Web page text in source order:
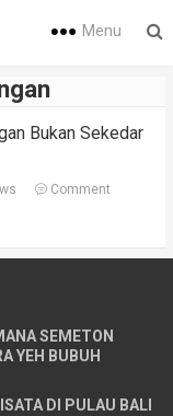
Menu
Bukan Sekedar
Comment
SEMETON
YEH BUBUH
DI PULAU BALI